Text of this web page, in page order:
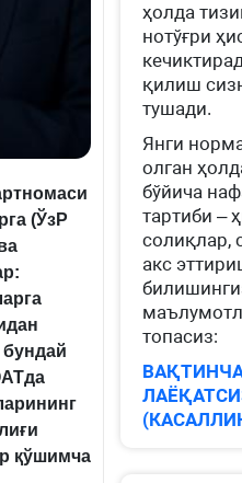
(ЎзР
қўшимча
ҳолда
нотўғри
қилиш
тушади.
Янги
олган
бўйича
тартиби –
солиқлар,
акс
топасиз: